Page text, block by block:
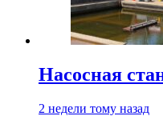
Насосная
2 недели тому назад